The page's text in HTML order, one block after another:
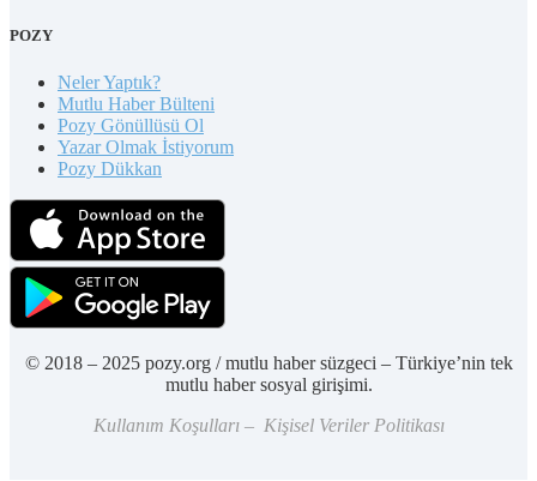
POZY
Neler Yaptık?
Mutlu Haber Bülteni
Pozy Gönüllüsü Ol
Yazar Olmak İstiyorum
Pozy Dükkan
© 2018 – 2025 pozy.org / mutlu haber süzgeci – Türkiye’nin tek
mutlu haber sosyal girişimi.
Kullanım Koşulları – Kişisel Veriler Politikası